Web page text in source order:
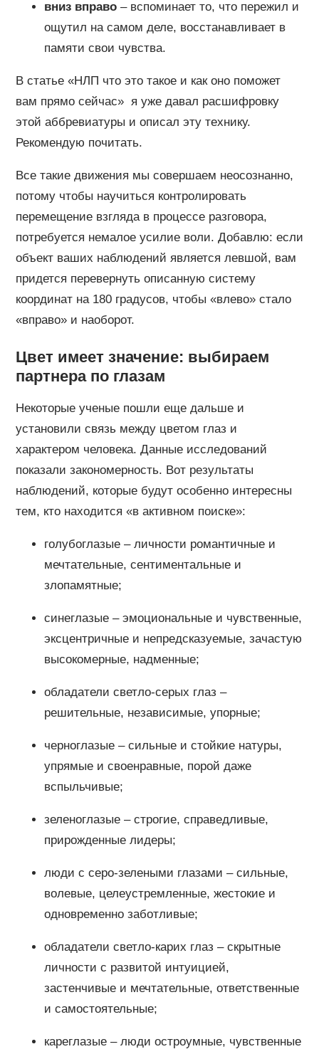
вниз вправо– вспоминает то, что пережил и
ощутил на самом деле, восстанавливает в
памяти свои чувства.
В статье «НЛП что это такое и как оно поможет
вам прямо сейчас» я уже давал расшифровку
этой аббревиатуры и описал эту технику.
Рекомендую почитать.
Все такие движения мы совершаем неосознанно,
потому чтобы научиться контролировать
перемещение взгляда в процессе разговора,
потребуется немалое усилие воли. Добавлю: если
объект ваших наблюдений является левшой, вам
придется перевернуть описанную систему
координат на 180 градусов, чтобы «влево» стало
«вправо» и наоборот.
Цвет имеет значение: выбираем
партнера по глазам
Некоторые ученые пошли еще дальше и
установили связь между цветом глаз и
характером человека. Данные исследований
показали закономерность. Вот результаты
наблюдений, которые будут особенно интересны
тем, кто находится «в активном поиске»:
голубоглазые – личности романтичные и
мечтательные, сентиментальные и
злопамятные;
синеглазые – эмоциональные и чувственные,
эксцентричные и непредсказуемые, зачастую
высокомерные, надменные;
обладатели светло-серых глаз –
решительные, независимые, упорные;
черноглазые – сильные и стойкие натуры,
упрямые и своенравные, порой даже
вспыльчивые;
зеленоглазые – строгие, справедливые,
прирожденные лидеры;
люди с серо-зелеными глазами – сильные,
волевые, целеустремленные, жестокие и
одновременно заботливые;
обладатели светло-карих глаз – скрытные
личности с развитой интуицией,
застенчивые и мечтательные, ответственные
и самостоятельные;
кареглазые – люди остроумные, чувственные